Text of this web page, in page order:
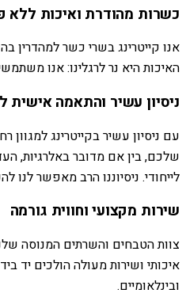
כשרות מהודרת ואיכות ללא
אנו קייטרינג בשרי כשר למהדרין
האיכות היא נר לרגלינו: אנו
ניסיון עשיר והתאמה אישית
עם ניסיון עשיר בקייטרינג
שלכם, בין אם מדובר באלרגיות,
לייחודי. ניסיוננו הרב מאפשר
שירות מקצועי וחווית גורמה
צוות הטבחים והשרתים המנוסה
איכותי ושירות מעולה הולכים יד
ובינלאומיים.